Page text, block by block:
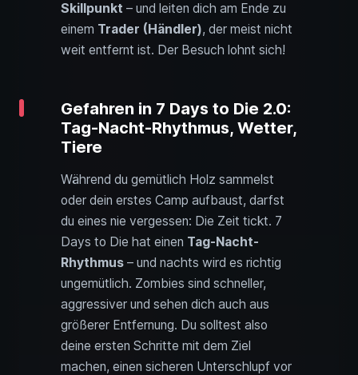
Skillpunkt – und leiten dich am Ende zu
einem Trader (Händler), der meist nicht
weit entfernt ist. Der Besuch lohnt sich!
Gefahren in 7 Days to Die 2.0:
Tag-Nacht-Rhythmus, Wetter,
Tiere
Während du gemütlich Holz sammelst
oder dein erstes Camp aufbaust, darfst
du eines nie vergessen: Die Zeit tickt. 7
Days to Die hat einen Tag-Nacht-
Rhythmus – und nachts wird es richtig
ungemütlich. Zombies sind schneller,
aggressiver und sehen dich auch aus
größerer Entfernung. Du solltest also
deine ersten Schritte mit dem Ziel
machen, einen sicheren Unterschlupf vor